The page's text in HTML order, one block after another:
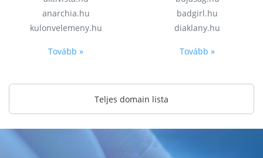
anarchia.hu
kulonvelemeny.hu
Tovább »
badgirl.hu
diaklany.hu
Tovább »
Teljes domain lista